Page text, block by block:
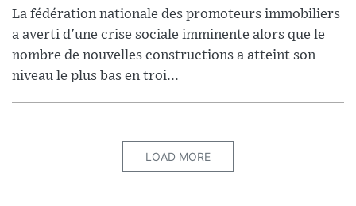
La fédération nationale des promoteurs immobiliers
a averti d'une crise sociale imminente alors que le
nombre de nouvelles constructions a atteint son
niveau le plus bas en troi...
LOAD MORE